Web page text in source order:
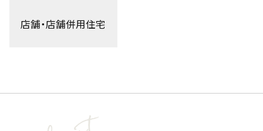
店舗・店舗併用住宅